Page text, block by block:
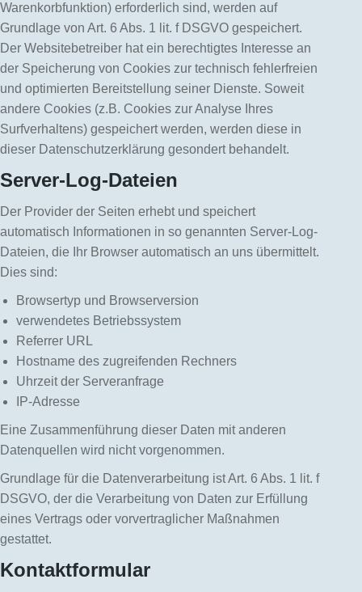
Warenkorbfunktion) erforderlich sind, werden auf
Grundlage von Art. 6 Abs. 1 lit. f DSGVO gespeichert.
Der Websitebetreiber hat ein berechtigtes Interesse an
der Speicherung von Cookies zur technisch fehlerfreien
und optimierten Bereitstellung seiner Dienste. Soweit
andere Cookies (z.B. Cookies zur Analyse Ihres
Surfverhaltens) gespeichert werden, werden diese in
dieser Datenschutzerklärung gesondert behandelt.
Server-Log-Dateien
Der Provider der Seiten erhebt und speichert
automatisch Informationen in so genannten Server-Log-
Dateien, die Ihr Browser automatisch an uns übermittelt.
Dies sind:
Browsertyp und Browserversion
verwendetes Betriebssystem
Referrer URL
Hostname des zugreifenden Rechners
Uhrzeit der Serveranfrage
IP-Adresse
Eine Zusammenführung dieser Daten mit anderen
Datenquellen wird nicht vorgenommen.
Grundlage für die Datenverarbeitung ist Art. 6 Abs. 1 lit. f
DSGVO, der die Verarbeitung von Daten zur Erfüllung
eines Vertrags oder vorvertraglicher Maßnahmen
gestattet.
Kontaktformular